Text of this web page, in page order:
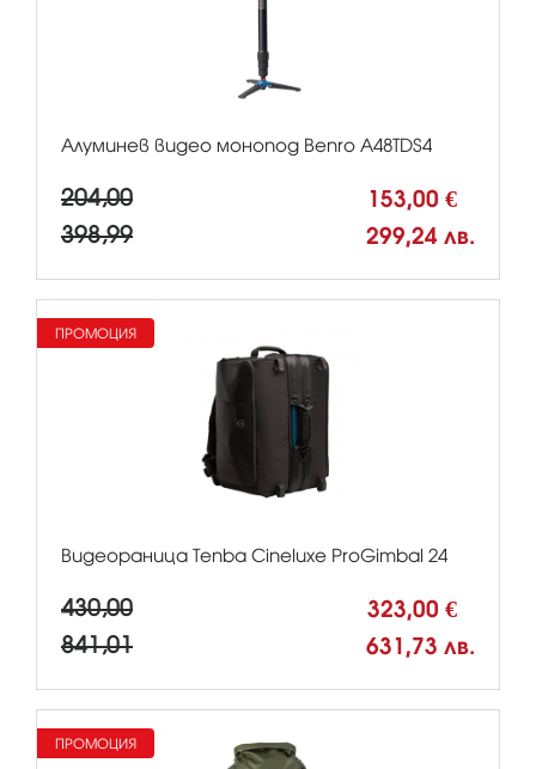
Алуминев видео монопод Benro A48TDS4
204,00 153,00 €
398,99 299,24 лв.
Видеораница Tenba Cineluxe ProGimbal 24
430,00 323,00 €
841,01 631,73 лв.
ПРОМОЦИЯ
ПРОМОЦИЯ